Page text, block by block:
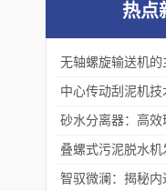
热点
砂水分离器：高
叠螺式污泥脱水机